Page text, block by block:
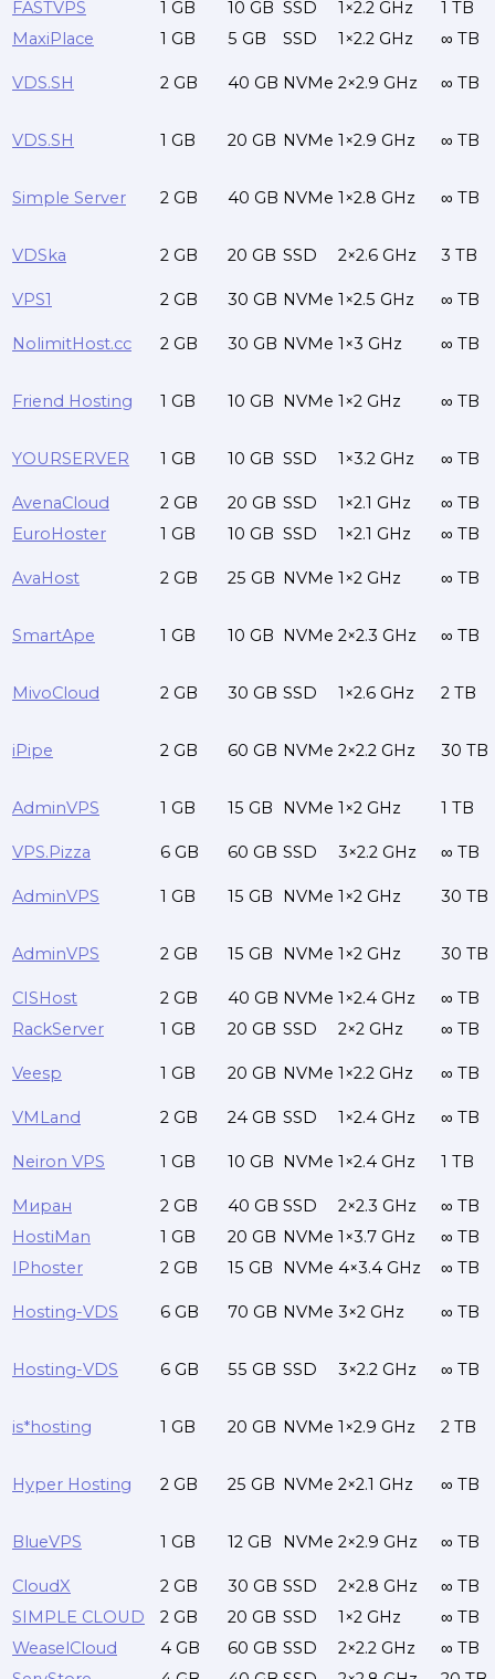
FASTVPS 1 GB 10 GB SSD 1×2.2 GHz
1 TB
MaxiPlace
1 GB 5 GB SSD 1×2.2 GHz ∞ TB
VDS.SH 2 GB 40 GB NVMe 2×2.9 GHz ∞ TB
VDS.SH 1 GB 20 GB NVMe 1×2.9 GHz ∞ TB
Simple Server 2 GB 40 GB NVMe 1×2.8 GHz ∞ TB
VDSka 2 GB 20 GB SSD 2×2.6 GHz 3 TB
VPS1 2 GB 30 GB NVMe 1×2.5 GHz ∞ TB
NolimitHost.cc 2 GB 30 GB NVMe 1×3 GHz ∞ TB
Friend Hosting 1 GB 10 GB NVMe 1×2 GHz ∞ TB
YOURSERVER 1 GB 10 GB SSD 1×3.2 GHz ∞ TB
AvenaCloud 2 GB 20 GB SSD 1×2.1 GHz
∞ TB
EuroHoster
1 GB 10 GB SSD 1×2.1 GHz ∞ TB
AvaHost 2 GB 25 GB NVMe 1×2 GHz ∞ TB
SmartApe 1 GB 10 GB NVMe 2×2.3 GHz ∞ TB
MivoCloud 2 GB 30 GB SSD 1×2.6 GHz 2 TB
iPipe 2 GB 60 GB NVMe 2×2.2 GHz 30 TB
AdminVPS 1 GB 15 GB NVMe 1×2 GHz 1 TB
VPS.Pizza 6 GB 60 GB SSD 3×2.2 GHz ∞ TB
AdminVPS 1 GB 15 GB NVMe 1×2 GHz 30 TB
AdminVPS 2 GB 15 GB NVMe 1×2 GHz 30 TB
CISHost 2 GB 40 GB NVMe 1×2.4 GHz
∞ TB
RackServer
1 GB 20 GB SSD 2×2 GHz ∞ TB
Veesp 1 GB 20 GB NVMe 1×2.2 GHz ∞ TB
VMLand 2 GB 24 GB SSD 1×2.4 GHz ∞ TB
Neiron VPS 1 GB 10 GB NVMe 1×2.4 GHz 1 TB
Миран 2 GB 40 GB SSD 2×2.3 GHz
∞ TB
HostiMan
1 GB 20 GB NVMe 1×3.7 GHz
∞ TB
IPhoster
2 GB 15 GB NVMe 4×3.4 GHz ∞ TB
Hosting-VDS 6 GB 70 GB NVMe 3×2 GHz ∞ TB
Hosting-VDS 6 GB 55 GB SSD 3×2.2 GHz ∞ TB
is*hosting 1 GB 20 GB NVMe 1×2.9 GHz 2 TB
Hyper Hosting 2 GB 25 GB NVMe 2×2.1 GHz ∞ TB
BlueVPS 1 GB 12 GB NVMe 2×2.9 GHz ∞ TB
CloudX 2 GB 30 GB SSD 2×2.8 GHz
∞ TB
SIMPLE CLOUD
2 GB 20 GB SSD 1×2 GHz
∞ TB
WeaselCloud
4 GB 60 GB SSD 2×2.2 GHz
∞ TB